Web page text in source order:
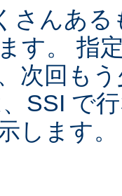
さんあ
す。 指
次回も
SSI で
します。